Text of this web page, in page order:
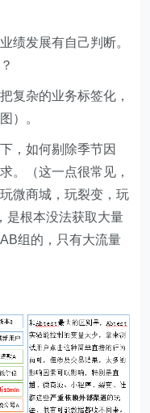
绩发展有自己判断。
复杂的业务标签化，
）。
，如何剔除季节因
。（这一点很常见，
微商城，玩裂变，玩
是根本没法获取大量
组的，只有大流量